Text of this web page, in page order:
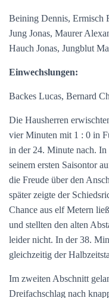
Beining Dennis, Ermisch
Jung Jonas, Maurer
Hauch Jonas, Jungblut
Einwechslungen:
Backes Lucas, Bernard
Die Hausherren
vier Minuten mit 1 : 0 in
in der 24. Minute nach.
seinem ersten Saisontor
die Freude über den
später zeigte der
Chance aus elf Metern
und stellten den alten
leider nicht. In der 38.
gleichzeitig der
Im zweiten Abschnitt
Dreifachschlag nach